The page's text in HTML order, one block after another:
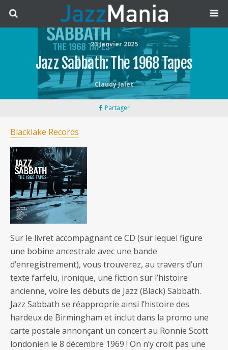
23 Janvier 2025
Jazz Sabbath: The 1968 Tapes
Claudy Jalet
Partager
Blacklake Records
Sur le livret accompagnant ce CD (sur lequel figure
une bobine ancestrale avec une bande
d’enregistrement), vous trouverez, au travers d’un
texte farfelu, ironique, une fiction sur l’histoire
ancienne, voire les débuts de Jazz (Black) Sabbath.
Jazz Sabbath se réapproprie ainsi l’histoire des
hardeux de Birmingham et inclut dans la promo une
carte postale annonçant un concert au Ronnie Scott
londonien le 8 décembre 1969 ! On n’y croit pas une